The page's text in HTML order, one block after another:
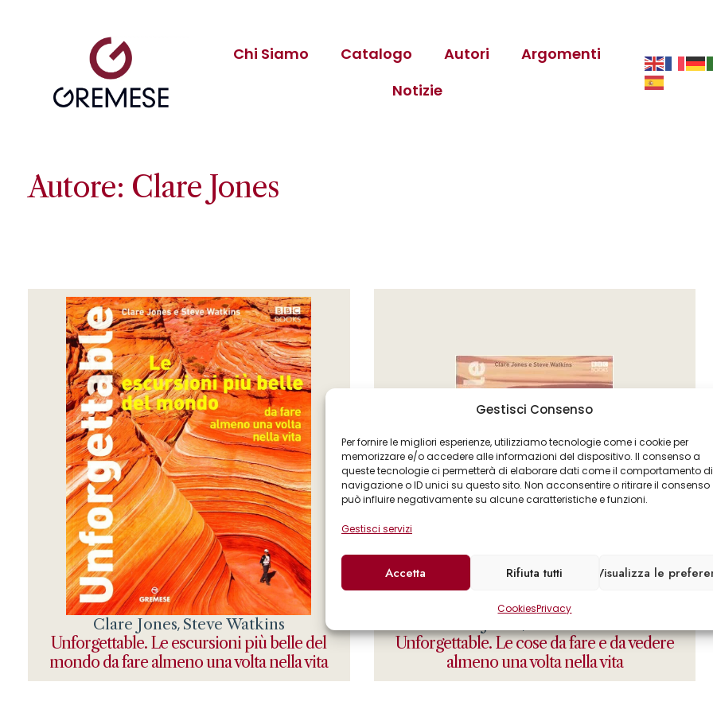
Gestisci Consenso
Per fornire le migliori esperienze, utilizziamo tecnologie come i cookie per
memorizzare e/o accedere alle informazioni del dispositivo. Il consenso a
queste tecnologie ci permetterà di elaborare dati come il comportamento di
navigazione o ID unici su questo sito. Non acconsentire o ritirare il consenso
può influire negativamente su alcune caratteristiche e funzioni.
Gestisci servizi
Accetta Rifiuta tutti Visualizza le
CookiesPrivacy
Chi Siamo Catalogo Autori
Argomenti
Notizie
Autore: Clare Jones
Clare Jones, Steve Watkins
Unforgettable. Le escursioni più belle del
mondo da fare almeno una volta nella vita
Unforgettable. Le cose da fare e da vedere
almeno una volta nella vita